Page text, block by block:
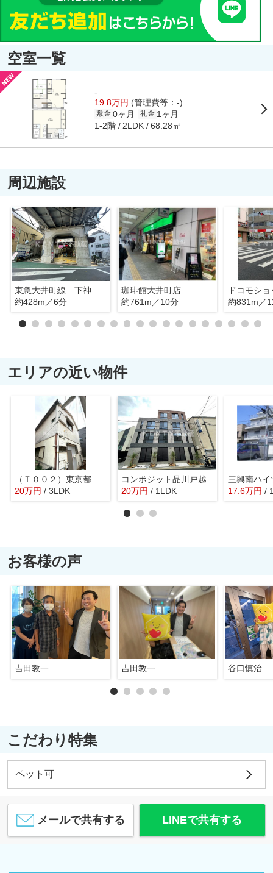
空室一覧
-
19.8万円 (管理費等：-)
敷金 0ヶ月 礼金 1ヶ月
1-2階 2LDK 68.28㎡
周辺施設
約428m／6分
珈琲館大井町店
約761m／10分
約831m／
エリアの近い物件
（Ｔ００２）東京都品川区二葉４－２０－４戸建
20万円 / 3LDK
コンポジット品川戸越
20万円 / 1LDK
三興南ハイ
17.6万円 /
お客様の声
吉田教一 吉田教一 谷口慎治
こだわり特集
ペット可
メールで共有する LINEで共有する